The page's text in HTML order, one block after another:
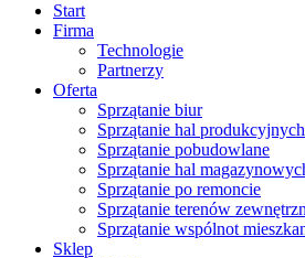
Start
Firma
Technologie
Partnerzy
Oferta
Sprzątanie biur
Sprzątanie hal produkcyjnych
Sprzątanie pobudowlane
Sprzątanie hal
Sprzątanie po remoncie
Sprzątanie terenów
Sprzątanie wspólnot
Sklep